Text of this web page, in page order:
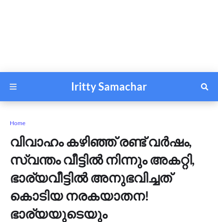
Iritty Samachar
Home
വിവാഹം കഴിഞ്ഞ് രണ്ട് വര്‍ഷം,
സ്വന്തം വീട്ടില്‍ നിന്നും അകറ്റി,
ഭാര്യവീട്ടില്‍ അനുഭവിച്ചത്
കൊടിയ നരകയാതന!
ഭാര്യയുടെയും